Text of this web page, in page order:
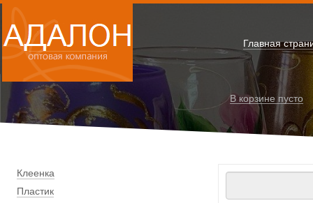
Главная
В корзине пусто
Клеенка
Пластик